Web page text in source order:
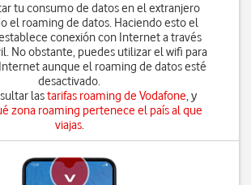
tu consumo de datos en el extranjero
el roaming de datos. Haciendo esto el
conexión con Internet a través
No obstante, puedes utilizar el wifi para
aunque el roaming de datos esté
desactivado.
lastarifas roaming de Vodafone, y
zona roaming pertenece el país al que
viajas.